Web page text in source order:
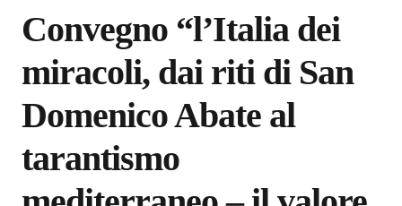
Convegno “l’Italia dei
miracoli, dai riti di San
Domenico Abate al
tarantismo